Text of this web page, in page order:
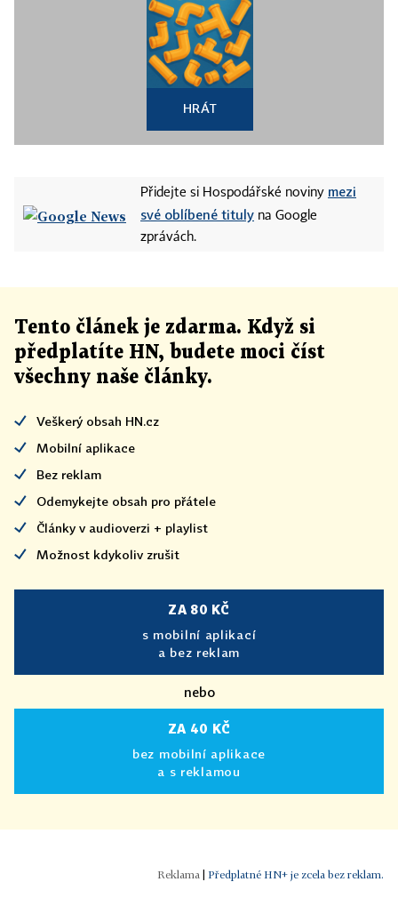
HRÁT
Přidejte si Hospodářské noviny mezi
své oblíbené tituly na Google
zprávách.
Tento článek je zdarma. Když si
předplatíte HN, budete moci číst
všechny naše články.
Veškerý obsah HN.cz
Mobilní aplikace
Bez reklam
Odemykejte obsah pro přátele
Články v audioverzi + playlist
Možnost kdykoliv zrušit
ZA 80 KČ
s mobilní aplikací
a bez reklam
nebo
ZA 40 KČ
bez mobilní aplikace
a s reklamou
| Předplatné HN+ je zcela bez reklam.